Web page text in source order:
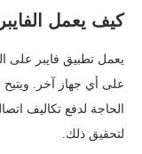
كيف يعمل
يعمل تطبيق فايبر على
على أي جهاز آخر.
الحاجة لدفع تكاليف
لتحقيق ذلك.